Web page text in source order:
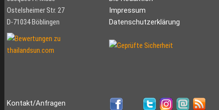
Ostelsheimer Str. 27
D-71034 Böblingen
Impressum
Datenschutzerklärung
Kontakt/Anfragen